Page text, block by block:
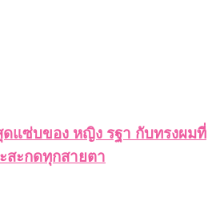
แซ่บของ หญิง รฐา กับทรงผมที่
สะกดทุกสายตา